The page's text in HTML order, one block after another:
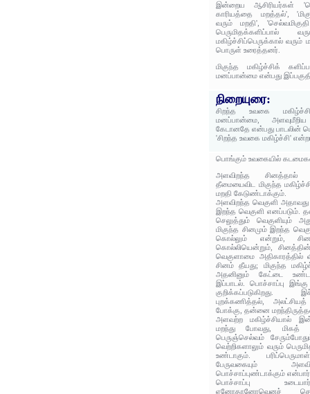
இன்றைய ஆசிரியர்கள்
காரியத்தை மறத்தல்',
வரும் மறதி',
பெருமிதக்களிப்பால்
மகிழ்ச்சிப்பெருக்கால் வரும்
பொருள் உரைத்தனர்.
மிகுந்த மகிழ்ச்சிக்
மனப்பான்மை என்பது
நிறையுரை:
சிறந்த உவகை
மனப்பான்மை,
கேடானதே என்பது பாடலின்
'சிறந்த உவகை மகிழ்ச்சி'
பொங்கும் உவகையில்
அளவிறந்த சினத்தால்
தீமையைவிட மிகுந்த
மறதி கேடுண்டாக்கும்.
அளவிறந்த வெகுளி
இறந்த வெகுளி எனப்படும்.
செலுத்தும் வெகுளியும்
மிகுந்த சினமும் இறந்த
கொல்லும் என்றும்,
கொல்லியென்றும்,
வெகுளாமை அதிகாரத்தில்
சினம் தீயது; மிகுந்த
அதனினும் கேட்டை
இப்பாடல். பொச்சாப்பு
புறக்கணித்தல்,
போக்கு, தன்னை
அளவற்ற மகிழ்ச்சியால்
மறந்து போவது, மிகத்
பெருஞ்செல்வம்
வெற்றிகளாலும் வரும்
உண்டாகும்.
பேருவகையும்
பொச்சாப்புண்டாக்கும்
பொச்சாப்பு
ஏனோதானோவெனச்